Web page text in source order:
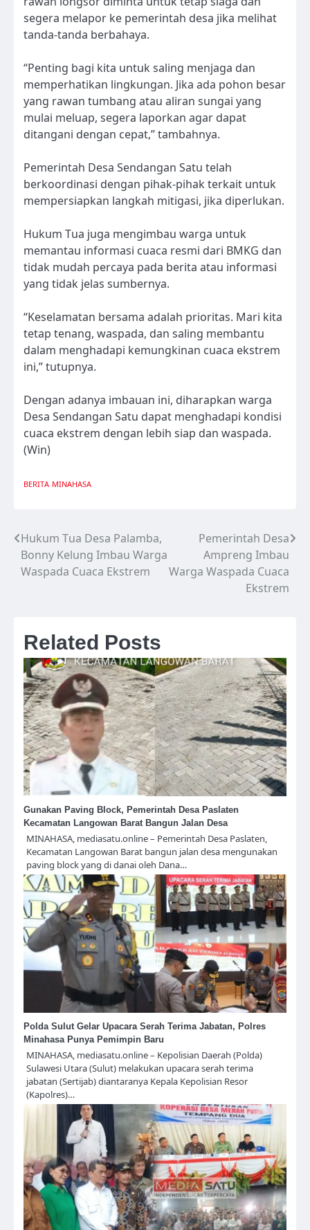
segera melapor ke pemerintah desa jika melihat
tanda-tanda berbahaya.
“Penting bagi kita untuk saling menjaga dan
memperhatikan lingkungan. Jika ada pohon besar
yang rawan tumbang atau aliran sungai yang
mulai meluap, segera laporkan agar dapat
ditangani dengan cepat,” tambahnya.
Pemerintah Desa Sendangan Satu telah
berkoordinasi dengan pihak-pihak terkait untuk
mempersiapkan langkah mitigasi, jika diperlukan.
Hukum Tua juga mengimbau warga untuk
memantau informasi cuaca resmi dari BMKG dan
tidak mudah percaya pada berita atau informasi
yang tidak jelas sumbernya.
“Keselamatan bersama adalah prioritas. Mari kita
tetap tenang, waspada, dan saling membantu
dalam menghadapi kemungkinan cuaca ekstrem
ini,” tutupnya.
Dengan adanya imbauan ini, diharapkan warga
Desa Sendangan Satu dapat menghadapi kondisi
cuaca ekstrem dengan lebih siap dan waspada.
(Win)
BERITA MINAHASA
Navigasi
pos
Hukum Tua Desa Palamba,
Bonny Kelung Imbau Warga
Waspada Cuaca Ekstrem
Pemerintah Desa
Ampreng Imbau
Warga Waspada Cuaca
Ekstrem
Related Posts
Gunakan Paving Block, Pemerintah Desa Paslaten
Kecamatan Langowan Barat Bangun Jalan Desa
MINAHASA, mediasatu.online – Pemerintah Desa Paslaten,
Kecamatan Langowan Barat bangun jalan desa mengunakan
paving block yang di danai oleh Dana…
Polda Sulut Gelar Upacara Serah Terima Jabatan, Polres
Minahasa Punya Pemimpin Baru
MINAHASA, mediasatu.online – Kepolisian Daerah (Polda)
Sulawesi Utara (Sulut) melakukan upacara serah terima
jabatan (Sertijab) diantaranya Kepala Kepolisian Resor
(Kapolres)…